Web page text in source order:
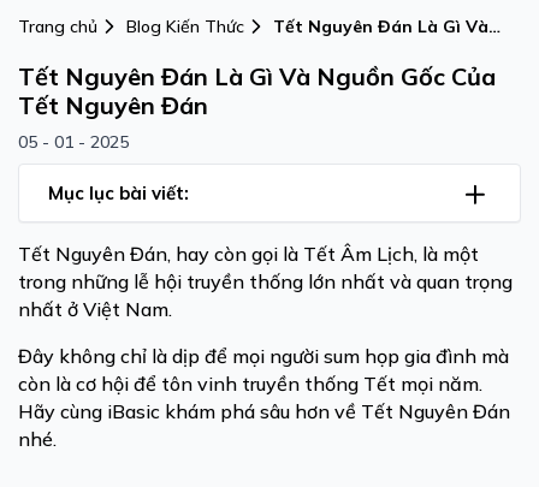
Trang chủ Blog Kiến Thức
Tết Nguyên Đán Là Gì Và
Đán
Tết Nguyên Đán Là Gì Và Nguồn Gốc Của
Tết Nguyên Đán
05 - 01 - 2025
Mục lục bài viết:
Tết Nguyên Đán, hay còn gọi là Tết Âm Lịch, là một
trong những lễ hội truyền thống lớn nhất và quan trọng
nhất ở Việt Nam.
Đây không chỉ là dịp để mọi người sum họp gia đình mà
còn là cơ hội để tôn vinh truyền thống Tết mọi năm.
Hãy cùng iBasic khám phá sâu hơn về Tết Nguyên Đán
nhé.